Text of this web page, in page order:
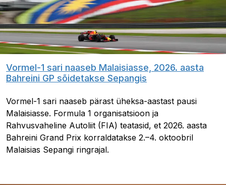
Vormel-1 sari naaseb Malaisiasse, 2026. aasta
Bahreini GP sõidetakse Sepangis
Vormel-1 sari naaseb pärast üheksa-aastast pausi
Malaisiasse. Formula 1 organisatsioon ja
Rahvusvaheline Autoliit (FIA) teatasid, et 2026. aasta
Bahreini Grand Prix korraldatakse 2.–4. oktoobril
Malaisias Sepangi ringrajal.